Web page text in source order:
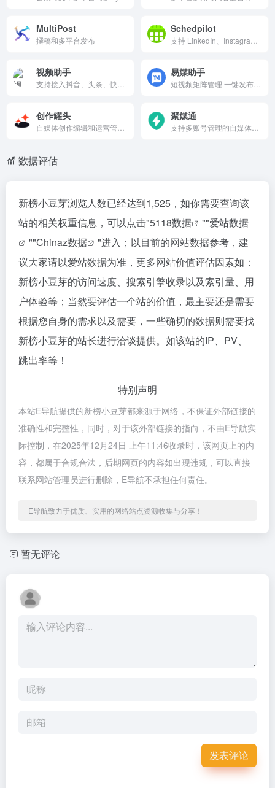
MultiPost
撰稿和多平台发布
Schedpilot
视频助手 易媒助手
创作罐头 聚媒通
数据评估
新榜小豆芽浏览人数已经达到1,525，如你需要查询该
站的相关权重信息，可以点击"5118数据 ""爱站数据
""Chinaz数据
"进入；以目前的网站数据参考，建
议大家请以爱站数据为准，更多网站价值评估因素如：
新榜小豆芽的访问速度、搜索引擎收录以及索引量、用
户体验等；当然要评估一个站的价值，最主要还是需要
根据您自身的需求以及需要，一些确切的数据则需要找
新榜小豆芽的站长进行洽谈提供。如该站的IP、PV、
跳出率等！
特别声明
本站E导航提供的新榜小豆芽都来源于网络，不保证外部链接的
准确性和完整性，同时，对于该外部链接的指向，不由E导航实
际控制，在2025年12月24日 上午11:46收录时，该网页上的内
容，都属于合规合法，后期网页的内容如出现违规，可以直接
联系网站管理员进行删除，E导航不承担任何责任。
E导航致力于优质、实用的网络站点资源收集与分享！
暂无评论
发表评论